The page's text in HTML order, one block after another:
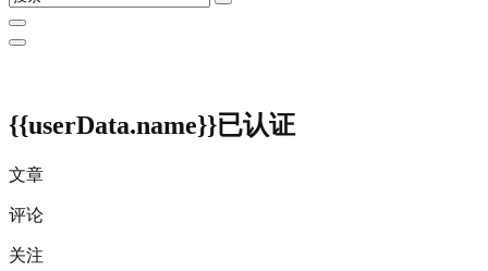
{{userData.name}}已认证
文章
评论
关注